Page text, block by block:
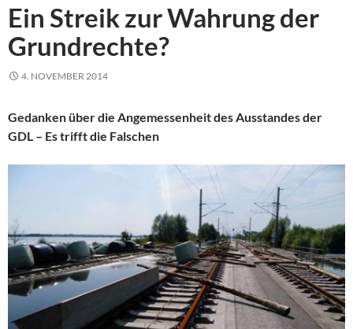
Ein Streik zur Wahrung der
Grundrechte?
4. NOVEMBER 2014
Gedanken über die Angemessenheit des Ausstandes der
GDL – Es trifft die Falschen